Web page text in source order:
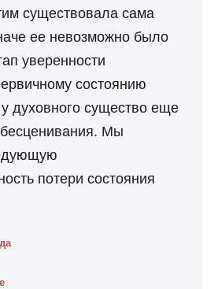
существовала сама
ее невозможно было
уверенности
состоянию
духовного существо еще
Мы
потери состояния